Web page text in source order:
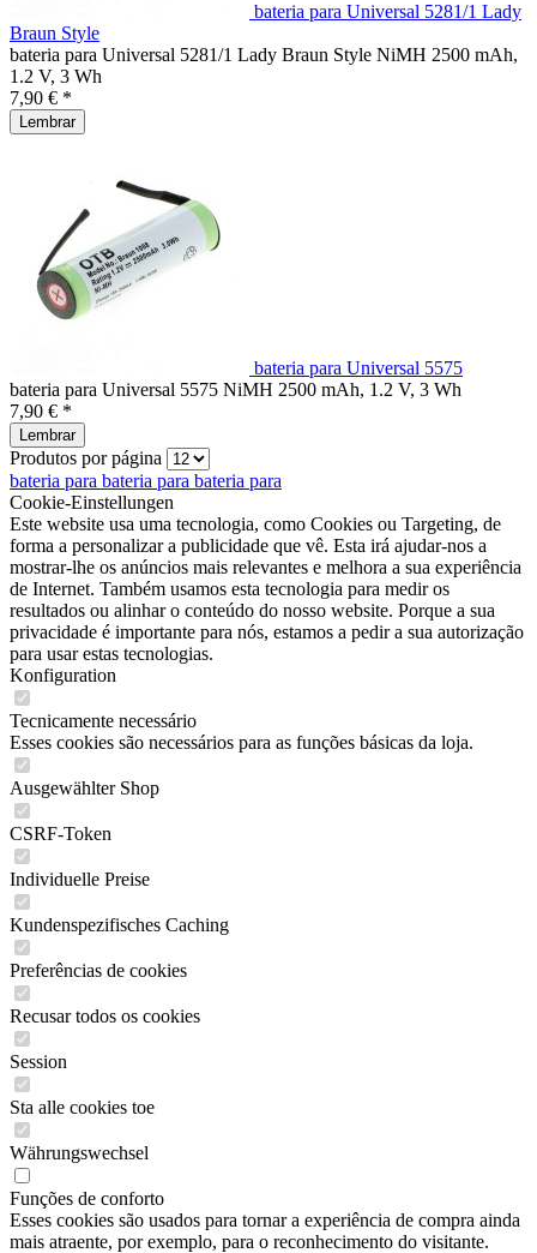
bateria para Universal 5281/1 Lady
Braun Style
bateria para Universal 5281/1 Lady Braun Style NiMH 2500 mAh,
1.2 V, 3 Wh
7,90 € *
Lembrar
bateria para Universal 5575
bateria para Universal 5575 NiMH 2500 mAh, 1.2 V, 3 Wh
7,90 € *
Lembrar
Produtos por página
bateria para bateria para bateria para
Cookie-Einstellungen
Este website usa uma tecnologia, como Cookies ou Targeting, de
forma a personalizar a publicidade que vê. Esta irá ajudar-nos a
mostrar-lhe os anúncios mais relevantes e melhora a sua experiência
de Internet. Também usamos esta tecnologia para medir os
resultados ou alinhar o conteúdo do nosso website. Porque a sua
privacidade é importante para nós, estamos a pedir a sua autorização
para usar estas tecnologias.
Konfiguration
Tecnicamente necessário
Esses cookies são necessários para as funções básicas da loja.
Ausgewählter Shop
CSRF-Token
Individuelle Preise
Kundenspezifisches Caching
Preferências de cookies
Recusar todos os cookies
Session
Sta alle cookies toe
Währungswechsel
Funções de conforto
Esses cookies são usados para tornar a experiência de compra ainda
mais atraente, por exemplo, para o reconhecimento do visitante.